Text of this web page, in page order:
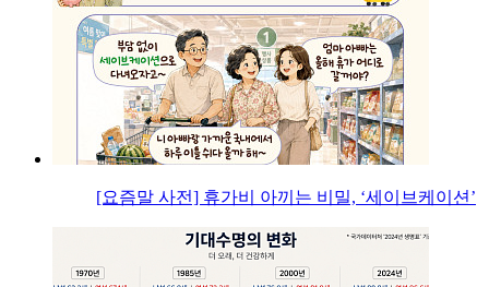
[요즘말 사전] 휴가비 아끼는 비밀, ‘세이브케이션’